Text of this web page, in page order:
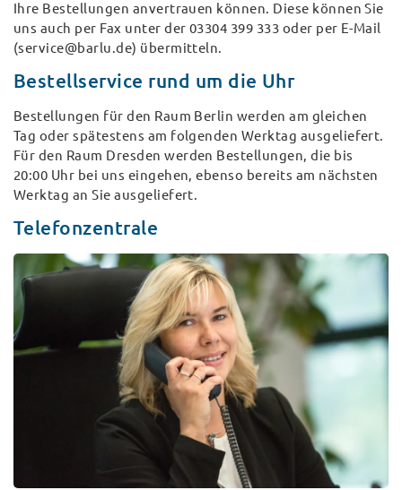
Ihre Bestellungen anvertrauen können. Diese können Sie
uns auch per Fax unter der 03304 399 333 oder per E-Mail
(service@barlu.de) übermitteln.
Bestellservice rund um die Uhr
Bestellungen für den Raum Berlin werden am gleichen
Tag oder spätestens am folgenden Werktag ausgeliefert.
Für den Raum Dresden werden Bestellungen, die bis
20:00 Uhr bei uns eingehen, ebenso bereits am nächsten
Werktag an Sie ausgeliefert.
Telefonzentrale